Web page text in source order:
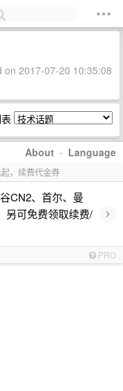
on 2017-07-20 10:35:08
About · Language
，续费代金券
CN2、首尔、曼
另可免费领取续费/
›
PRO